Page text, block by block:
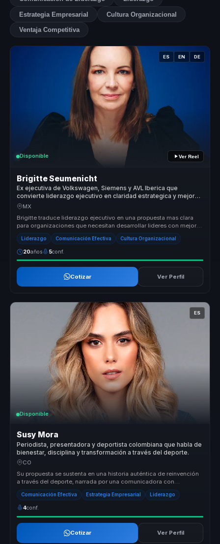
Estrategia Empresarial Cultura Organizacional
Ventaja Competitiva
ES EN DE
Disponible Ver Reel
Brigitte Seumenicht
Ex ejecutiva de Volkswagen, Siemens y AVL Iberica que
convierte liderazgo ejecutivo en claridad estrategica y mejores
decisiones para lideres y empresas.
MX
Brigitte traduce liderazgo ejecutivo en una propuesta mas clara
para organizaciones que necesitan desarrollar lideres con mejor
direccion...
Liderazgo Comunicación Efectiva Cultura Organizacional
20años 5conf.
Cotizar Ver Perfil
ES
Disponible
Susy Mora
Periodista, presentadora y deportista colombiana que habla de
bienestar, disciplina y transformación a través del deporte.
CO
Su propuesta se sustenta en una historia auténtica de reinvención
a través del deporte, narrada por una comunicadora con
trayectoria públ...
Comunicación Efectiva Estrategia Empresarial Liderazgo
4conf.
Cotizar Ver Perfil